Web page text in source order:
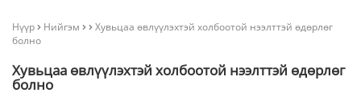
Нүүр Нийгэм
Хувьцаа өвлүүлэхтэй холбоотой нээлттэй өдөрлөг
болно
Хувьцаа өвлүүлэхтэй холбоотой нээлттэй өдөрлөг
болно